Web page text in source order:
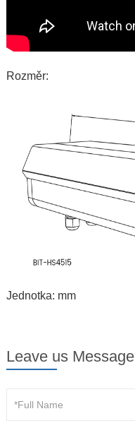
Rozměr:
Jednotka: mm
Leave us Message